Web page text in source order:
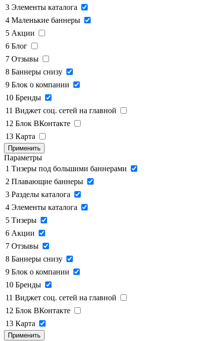
3 Элементы каталога
4 Маленькие баннеры
5 Акции
6 Блог
7 Отзывы
8 Баннеры снизу
9 Блок о компании
10 Бренды
11 Виджет соц. сетей на главной
12 Блок ВКонтакте
13 Карта
Применить
Параметры
1 Тизеры под большими баннерами
2 Плавающие баннеры
3 Разделы каталога
4 Элементы каталога
5 Тизеры
6 Акции
7 Отзывы
8 Баннеры снизу
9 Блок о компании
10 Бренды
11 Виджет соц. сетей на главной
12 Блок ВКонтакте
13 Карта
Применить